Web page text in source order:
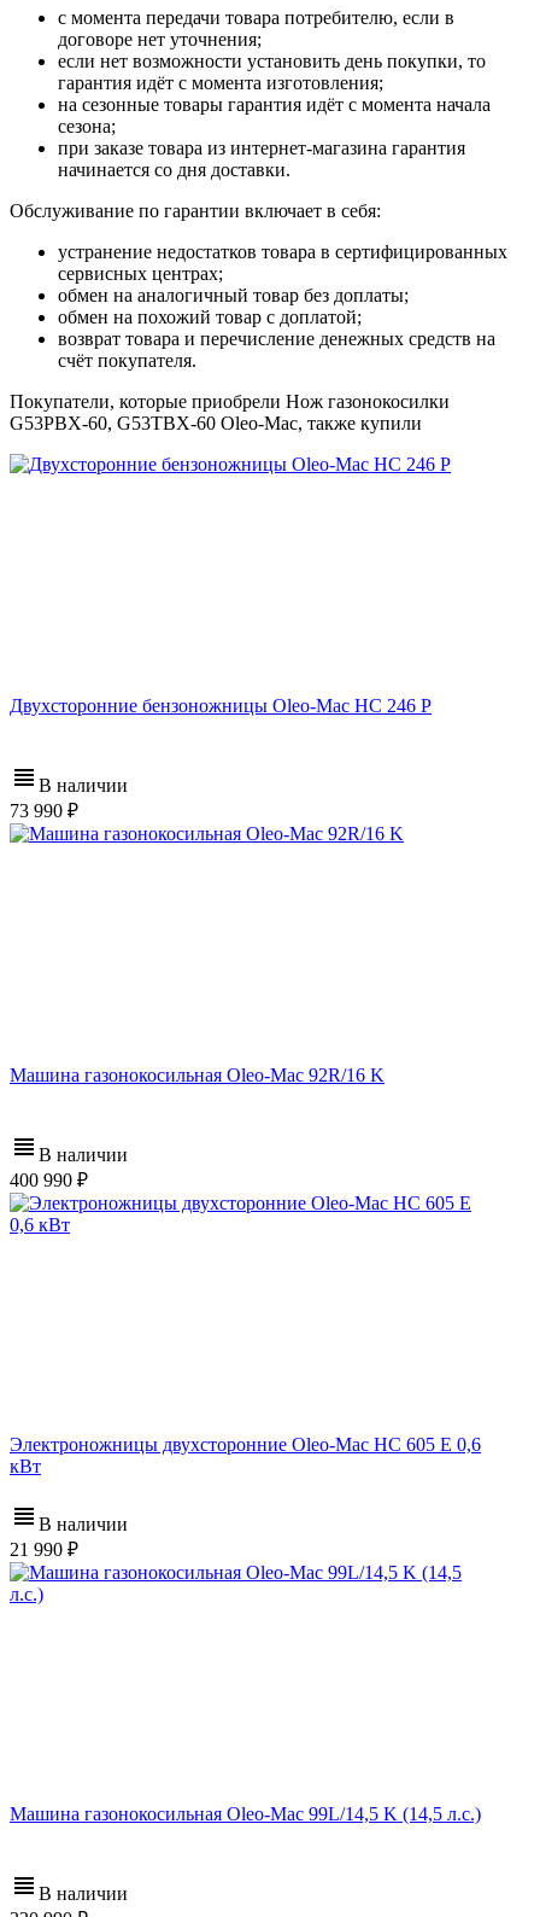
с момента передачи товара потребителю, если в
договоре нет уточнения;
если нет возможности установить день покупки, то
гарантия идёт с момента изготовления;
на сезонные товары гарантия идёт с момента начала
сезона;
при заказе товара из интернет-магазина гарантия
начинается со дня доставки.
Обслуживание по гарантии включает в себя:
устранение недостатков товара в сертифицированных
сервисных центрах;
обмен на аналогичный товар без доплаты;
обмен на похожий товар с доплатой;
возврат товара и перечисление денежных средств на
счёт покупателя.
Покупатели, которые приобрели Нож газонокосилки
G53PBX-60, G53TBX-60 Oleo-Mac, также купили
Двухсторонние бензоножницы Oleo-Mac HC 246 P
В наличии
73 990
Машина газонокосильная Oleo-Mac 92R/16 K
В наличии
400 990
Электроножницы двухсторонние Oleo-Mac HC 605 E 0,6
кВт
В наличии
21 990
Машина газонокосильная Oleo-Mac 99L/14,5 K (14,5 л.с.)
В наличии